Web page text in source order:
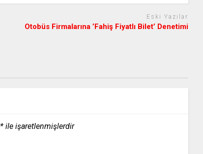
Eski Yazılar
Otobüs Firmalarına ’Fahiş Fiyatlı Bilet’ Denetimi
*ile işaretlenmişlerdir